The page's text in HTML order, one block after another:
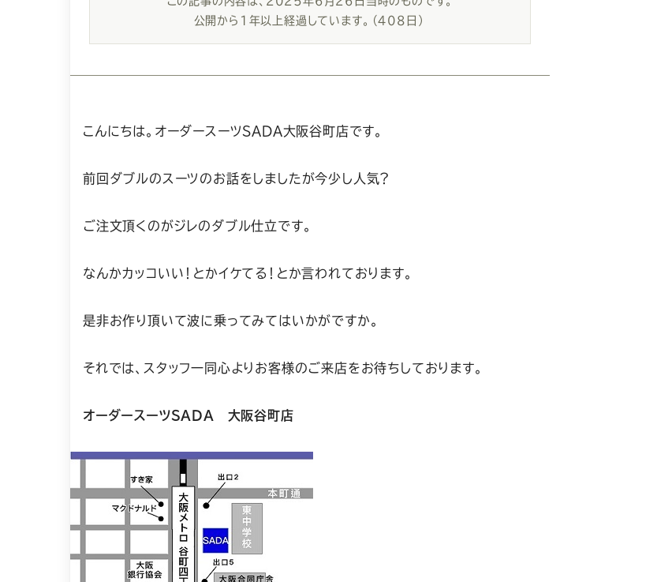
日
公開から1年以上経過しています。
（408日）
こんにちは。オーダースーツSADA大阪谷町店です。
前回ダブルのスーツのお話をしましたが今少し人気？
ご注文頂くのがジレのダブル仕立です。
なんかカッコいい！とかイケてる！とか言われております。
是非お作り頂いて波に乗ってみてはいかがですか。
それでは、スタッフ一同心よりお客様のご来店をお待ちしております。
オーダースーツSADA 大阪谷町店